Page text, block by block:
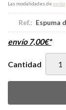
Las modalidades de envío
Ref.: Espuma
envío 7,00€*
Cantidad